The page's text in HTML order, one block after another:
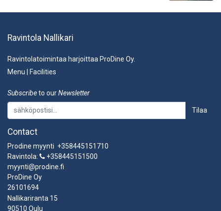
Ravintola Nallikari
Ravintolatoimintaa harjoittaa ProDine Oy.
Menu
Facilities
Subscribeto ourNewsletter
Tilaa
Contact
Prodine myynti +358445151710
Ravintola:
+358445151500
myynti@prodine.fi
ProDine Oy
26101694
Nallikariranta 15
90510 Oulu